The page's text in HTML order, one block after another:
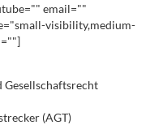
email=""
visibility,medium-
Gesellschaftsrecht
(AGT)